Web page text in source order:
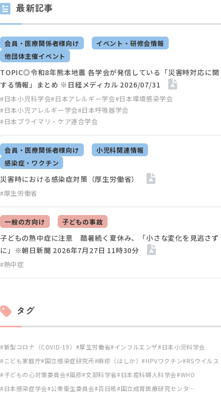
最新記事
会員・医療関係者様向け
イベント・研修会情報
他団体主催イベント
#日本小児科学会#日本アレルギー学会#日本環境感染学会
#日本小児アレルギー学会#日本呼吸器学会
#日本プライマリ・ケア連合学会
TOPIC◎令和8年熊本地震 各学会が発信している「災害時対応に関
する情報」まとめ ※日経メディカル 2026/07/31
会員・医療関係者様向け
小児科関連情報
感染症・ワクチン
#厚生労働省
災害時における感染症対策（厚生労働省）
一般の方向け 子どもの事故
#熱中症
子どもの熱中症に注意 酷暑続く夏休み、「小さな変化を見逃さず
に」※朝日新聞 2026年7月27日 11時30分
タグ
新型コロナ（COVID-19） 厚生労働省 インフルエンザ 日本小児科学会
こども家庭庁 国立感染症研究所 麻疹（はしか） HPVワクチン RSウイルス
子どもの心対策委員会 風疹 文部科学省 日本産科婦人科学会 WHO
日本感染症学会 公衆衛生委員会 百日咳 国立成育医療研究センタ―